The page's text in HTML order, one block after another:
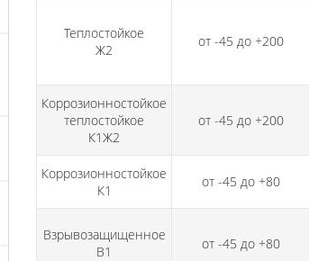
Теплостойкое
Ж2
от -45 до +200
Коррозионностойкое
теплостойкое
К1Ж2
от -45 до +200
Коррозионностойкое
К1
от -45 до +80
Взрывозащищенное
В1
от -45 до +80